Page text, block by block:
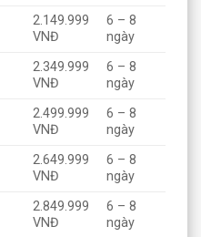
2.149.999
VNĐ
6 – 8
ngày
2.349.999
VNĐ
6 – 8
ngày
2.499.999
VNĐ
6 – 8
ngày
2.649.999
VNĐ
6 – 8
ngày
2.849.999
VNĐ
6 – 8
ngày